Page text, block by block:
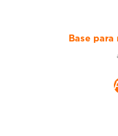
Base para